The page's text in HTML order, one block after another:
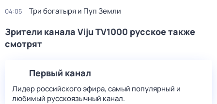
04:05 Три богатыря и Пуп Земли
Зрители канала Viju TV1000 русское также
смотрят
Первый канал
Лидер российского эфира, самый популярный и
любимый русскоязычный канал.